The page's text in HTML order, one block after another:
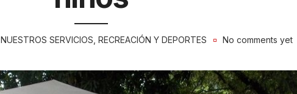
NUESTROS SERVICIOS RECREACIÓN Y DEPORTES No comments yet